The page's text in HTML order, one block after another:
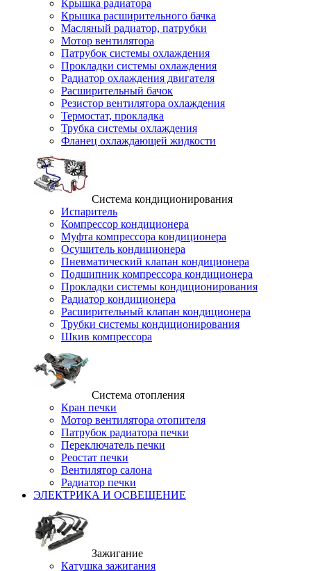
Крышка радиатора
Крышка расширительного бачка
Масляный радиатор, патрубки
Мотор вентилятора
Патрубок системы охлаждения
Прокладки системы охлаждения
Радиатор охлаждения двигателя
Расширительный бачок
Резистор вентилятора охлаждения
Термостат, прокладка
Трубка системы охлаждения
Фланец охлаждающей жидкости
Система кондиционирования
Испаритель
Компрессор кондиционера
Муфта компрессора кондиционера
Осушитель кондиционера
Пневматический клапан кондиционера
Подшипник компрессора кондиционера
Прокладки системы кондиционирования
Радиатор кондиционера
Расширительный клапан кондиционера
Трубки системы кондиционирования
Шкив компрессора
Система отопления
Кран печки
Мотор вентилятора отопителя
Патрубок радиатора печки
Переключатель печки
Реостат печки
Вентилятор салона
Радиатор печки
ЭЛЕКТРИКА И ОСВЕЩЕНИЕ
Зажигание
Катушка зажигания